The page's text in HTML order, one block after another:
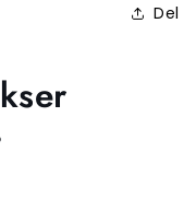
Del